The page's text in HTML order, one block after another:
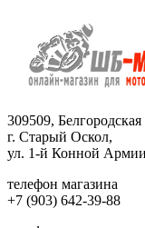
309509, Белгородская
г. Старый Оскол,
ул. 1-й Конной
телефон магазина
+7 (903) 642-39-88